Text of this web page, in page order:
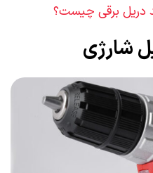
دریل برقی چیست؟
شارژی